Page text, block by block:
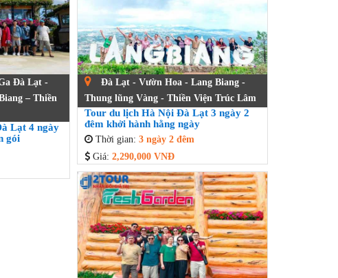
Đà Lạt -
– Thiền
Lạt 4 ngày
gói
Đà Lạt - Vườn Hoa - Lang Biang -
Thung lũng Vàng - Thiền Viện Trúc Lâm
Tour du lịch Hà Nội Đà Lạt 3 ngày 2
đêm khởi hành hằng ngày
Thời gian:3 ngày 2 đêm
Giá:2,290,000 VNĐ